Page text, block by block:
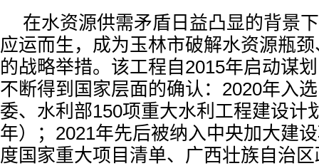
在水资源供需矛盾日益凸显的背景
应运而生，成为玉林市破解水资源瓶
的战略举措。该工程自2015年启动谋
不断得到国家层面的确认：2020年入
委、水利部150项重大水利工程建设计
年）；2021年先后被纳入中央加大建
度国家重大项目清单、广西壮族自治